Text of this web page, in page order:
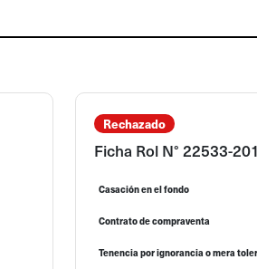
Rechazado
Ficha Rol N° 22533-
Casación en el fondo
Contrato de compraventa
Tenencia por ignorancia o mera